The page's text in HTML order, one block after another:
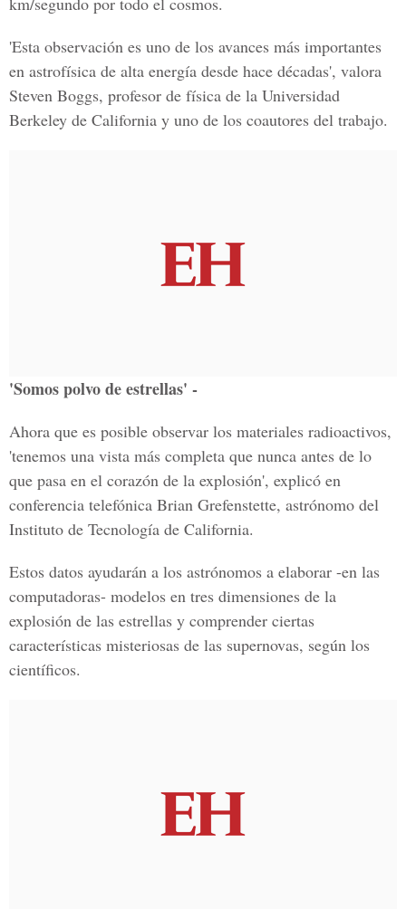
'Esta observación es uno de los avances más importantes
en astrofísica de alta energía desde hace décadas', valora
Steven Boggs, profesor de física de la Universidad
Berkeley de California y uno de los coautores del trabajo.
'Somos polvo de estrellas' -
Ahora que es posible observar los materiales radioactivos,
'tenemos una vista más completa que nunca antes de lo
que pasa en el corazón de la explosión', explicó en
conferencia telefónica Brian Grefenstette, astrónomo del
Instituto de Tecnología de California.
Estos datos ayudarán a los astrónomos a elaborar -en las
computadoras- modelos en tres dimensiones de la
explosión de las estrellas y comprender ciertas
características misteriosas de las supernovas, según los
científicos.